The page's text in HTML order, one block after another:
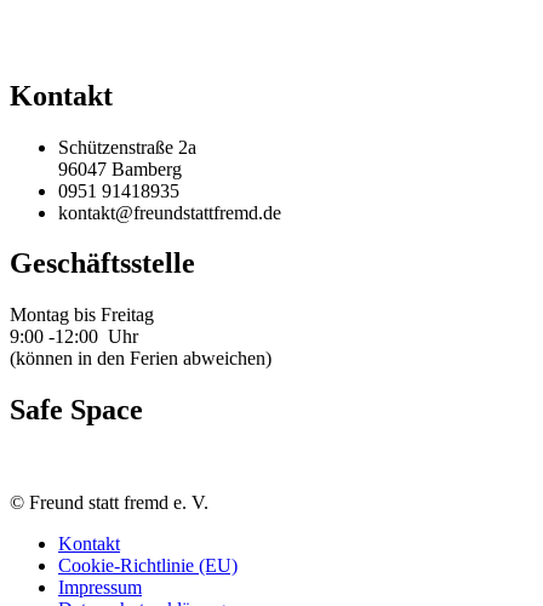
Kontakt
Schützenstraße 2a
96047 Bamberg
0951 91418935
kontakt@freundstattfremd.de
Geschäftsstelle
Montag bis Freitag
9:00 -12:00 Uhr
(können in den Ferien abweichen)
Safe Space
© Freund statt fremd e. V.
Kontakt
Cookie-Richtlinie (EU)
Impressum